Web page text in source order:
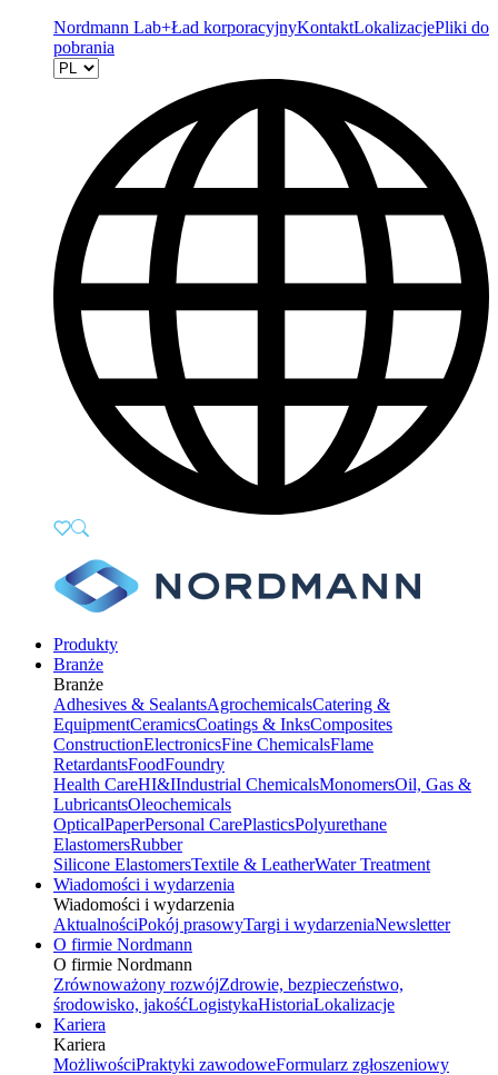
Nordmann Lab+Ład korporacyjnyKontaktLokalizacjePliki do
pobrania
Produkty
Branże
Branże
Adhesives & SealantsAgrochemicalsCatering &
EquipmentCeramicsCoatings & InksComposites
ConstructionElectronicsFine ChemicalsFlame
RetardantsFoodFoundry
Health CareHI&IIndustrial ChemicalsMonomersOil, Gas &
LubricantsOleochemicals
OpticalPaperPersonal CarePlasticsPolyurethane
ElastomersRubber
Silicone ElastomersTextile & LeatherWater Treatment
Wiadomości i wydarzenia
Wiadomości i wydarzenia
AktualnościPokój prasowyTargi i wydarzeniaNewsletter
O firmie Nordmann
O firmie Nordmann
Zrównoważony rozwójZdrowie, bezpieczeństwo,
środowisko, jakośćLogistykaHistoriaLokalizacje
Kariera
Kariera
MożliwościPraktyki zawodoweFormularz zgłoszeniowy